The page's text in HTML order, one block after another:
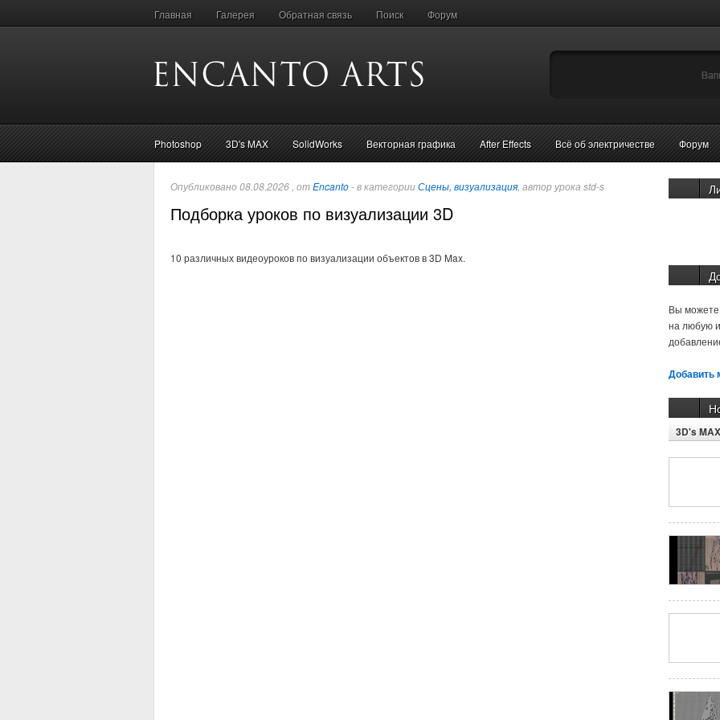
Главная Галерея Обратная связь Поиск Форум
Photoshop 3D's MAX SolidWorks Векторная графика After Effects Всё об электричестве Форум
Опубликовано 08.08.2026 , отEncanto- в категорииСцены, визуализация , автор урока std-s
Подборка уроков по визуализации 3D
10 различных видеоуроков по визуализации объектов в 3D Max.
Вы можете
на любую
Добавить
3D's MAX